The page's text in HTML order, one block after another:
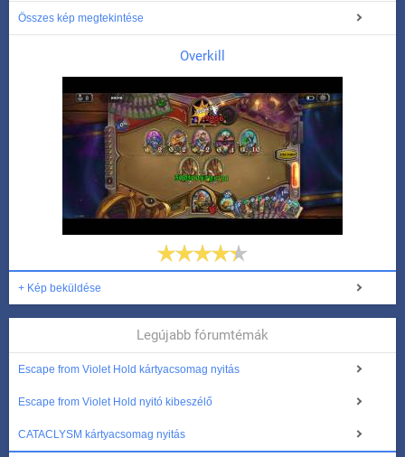
Összes kép megtekintése
Overkill
+ Kép beküldése
Legújabb fórumtémák
Escape from Violet Hold kártyacsomag nyitás
Escape from Violet Hold nyitó kibeszélő
CATACLYSM kártyacsomag nyitás